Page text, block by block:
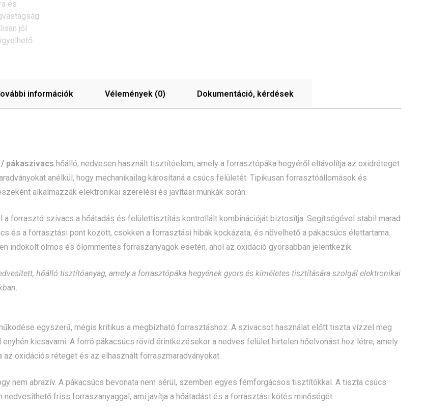
információk Vélemények (0) Dokumentáció, kérdések
pákaszivacs hőálló, nedvesen használt tisztítóelem, amely a forrasztópáka hegyéről eltávolítja az oxidréteget
anélkül, hogy mechanikailag károsítaná a csúcs felületét. Tipikusan forrasztóállomások és
alkalmazzák elektronikai szerelési és javítási munkák során.
a forrasztó szivacs a hőátadás és felülettisztítás kontrollált kombinációját biztosítja. Segítségével stabil marad
és a forrasztási pont között, csökken a forrasztási hibák kockázata, és növelhető a pákacsúcs élettartama.
indokolt ólmos és ólommentes forraszanyagok esetén, ahol az oxidáció gyorsabban jelentkezik.
hőálló tisztítóanyag, amely a forrasztópáka hegyének gyors és kíméletes tisztítására szolgál elektronikai
egyszerű, mégis kritikus a megbízható forrasztáshoz. A szivacsot használat előtt tiszta vízzel meg
kicsavarni. A forró pákacsúcs rövid érintkezésekor a nedves felület hirtelen hőelvonást hoz létre, amely
oxidációs réteget és az elhasznált forraszmaradványokat.
nem abrazív. A pákacsúcs bevonata nem sérül, szemben egyes fémforgácsos tisztítókkal. A tiszta csúcs
friss forraszanyaggal, ami javítja a hőátadást és a forrasztási kötés minőségét.